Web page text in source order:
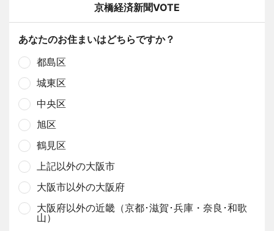
京橋経済新聞VOTE
あなたのお住まいはどちらですか？
都島区
城東区
中央区
旭区
鶴見区
上記以外の大阪市
大阪市以外の大阪府
大阪府以外の近畿（京都･滋賀･兵庫・奈良･和歌
山）